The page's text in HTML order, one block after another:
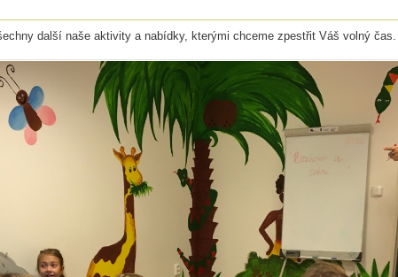
další naše aktivity a nabídky, kterými chceme zpestřit Váš volný čas.